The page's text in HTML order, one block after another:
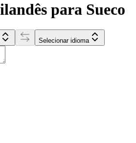
para Sueco
Selecionar idioma